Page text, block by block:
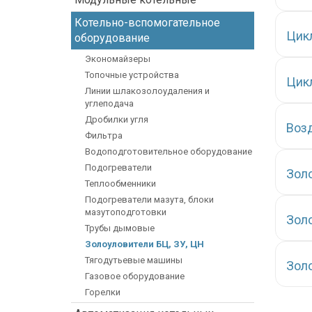
Котельно-вспомогательное
оборудование
Экономайзеры
Топочные устройства
Линии шлакозолоудаления и
углеподача
Дробилки угля
Фильтра
Водоподготовительное оборудование
Подогреватели
Теплообменники
Подогреватели мазута, блоки
мазутоподготовки
Трубы дымовые
Золоуловители БЦ, ЗУ, ЦН
Тягодутьевые машины
Газовое оборудование
Горелки